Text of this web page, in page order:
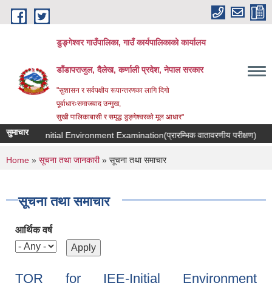
Skip to main content
डुङ्गेश्वर गाउँपालिका, गाउँ कार्यपालिकाको कार्यालय
डाँडापराजुल, दैलेख, कर्णाली प्रदेश, नेपाल सरकार
"सुशासन र सर्वपक्षीय रूपान्तरणका लागि दिगो
पूर्वाधारःसमाजवाद उन्मुख,
सुखी पालिकाबासी र समृद्ध डुङ्गेश्वरको मूल आधार"
सुमाचार
IEE-Initial Environment Examination(प्रारम्भिक वातावरणीय परीक्षण)
You are here
Home » सूचना तथा जानकारी» सूचना तथा समाचार
सूचना तथा समाचार
आर्थिक वर्ष
TOR for IEE-Initial Environment